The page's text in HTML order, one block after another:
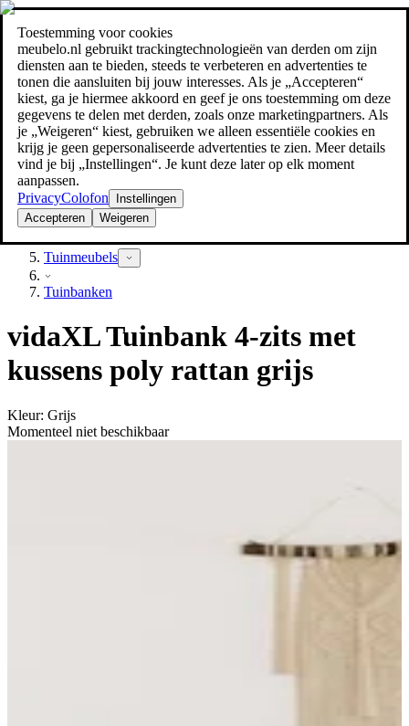
Toestemming voor cookies
meubelo.nl gebruikt trackingtechnologieën van derden om zijn
diensten aan te bieden, steeds te verbeteren en advertenties te
tonen die aansluiten bij jouw interesses. Als je „Accepteren“
kiest, ga je hiermee akkoord en geef je ons toestemming om deze
gegevens te delen met derden, zoals onze marketingpartners. Als
je „Weigeren“ kiest, gebruiken we alleen essentiële cookies en
krijg je geen gepersonaliseerde advertenties te zien. Meer details
vind je bij „Instellingen“. Je kunt deze later op elk moment
aanpassen.
PrivacyColofon
Instellingen
Accepteren
Weigeren
Zoeken
meubel jezelf de beste prijs!meubel jezelf de beste prijs!
Tuin
Tuinmeubels
Tuinbanken
vidaXL Tuinbank 4-zits met
kussens poly rattan grijs
Kleur: Grijs
Momenteel niet beschikbaar